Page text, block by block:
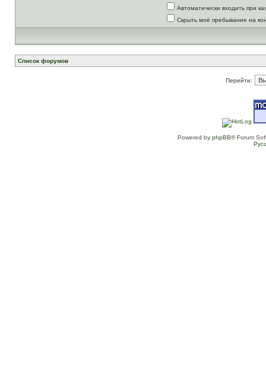
Автоматически входить при
Скрыть моё пребывание на
Список форумов
Перейти:
Powered by phpBB® Forum